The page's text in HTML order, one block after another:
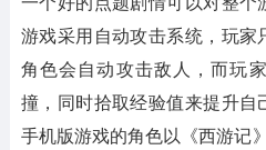
游戏采用自动攻击系统，玩家
角色会自动攻击敌人，而玩
撞，同时拾取经验值来提升
手机版游戏的角色以《西游记